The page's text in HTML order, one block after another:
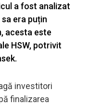
a fost analizat
era puțin
acesta este
HSW, potrivit
investitori
finalizarea